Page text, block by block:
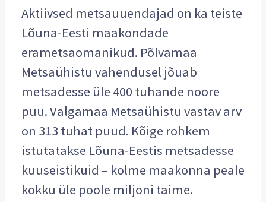
Aktiivsed metsauuendajad on ka teiste
Lõuna-Eesti maakondade
erametsaomanikud. Põlvamaa
Metsaühistu vahendusel jõuab
metsadesse üle 400 tuhande noore
puu. Valgamaa Metsaühistu vastav arv
on 313 tuhat puud. Kõige rohkem
istutatakse Lõuna-Eestis metsadesse
kuuseistikuid – kolme maakonna peale
kokku üle poole miljoni taime.